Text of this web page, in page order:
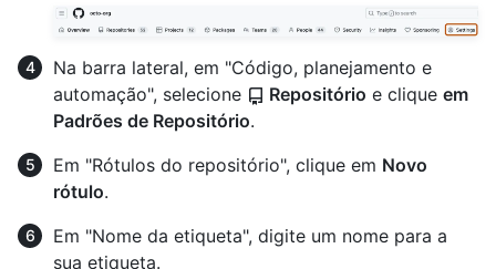
Na barra lateral, em "Código, planejamento e
automação", selecione
Repositório e clique em
Padrões de Repositório.
Em "Rótulos do repositório", clique em Novo
rótulo.
Em "Nome da etiqueta", digite um nome para a
sua etiqueta.